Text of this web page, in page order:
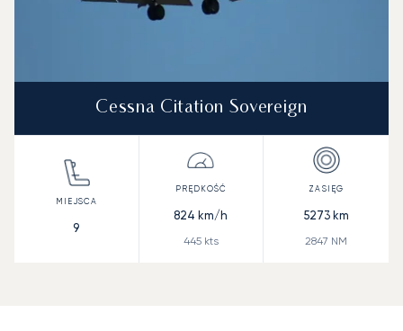
Cessna Citation Sovereign
9
824 km/h
445kts
5273km
2847 NM